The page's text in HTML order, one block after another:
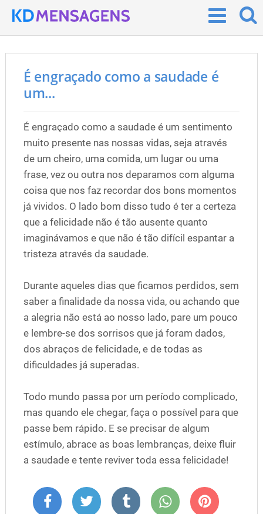
É engraçado como a saudade é
um...
É engraçado como a saudade é um sentimento
muito presente nas nossas vidas, seja através
de um cheiro, uma comida, um lugar ou uma
frase, vez ou outra nos deparamos com alguma
coisa que nos faz recordar dos bons momentos
já vividos. O lado bom disso tudo é ter a certeza
que a felicidade não é tão ausente quanto
imaginávamos e que não é tão difícil espantar a
tristeza através da saudade.
Durante aqueles dias que ficamos perdidos, sem
saber a finalidade da nossa vida, ou achando que
a alegria não está ao nosso lado, pare um pouco
e lembre-se dos sorrisos que já foram dados,
dos abraços de felicidade, e de todas as
dificuldades já superadas.
Todo mundo passa por um período complicado,
mas quando ele chegar, faça o possível para que
passe bem rápido. E se precisar de algum
estímulo, abrace as boas lembranças, deixe fluir
a saudade e tente reviver toda essa felicidade!